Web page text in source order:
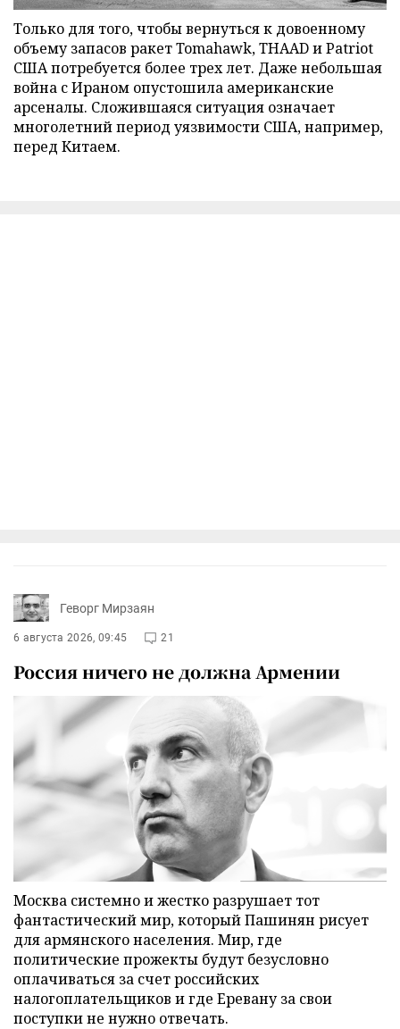
Только для того, чтобы вернуться к довоенному
объему запасов ракет Tomahawk, THAAD и Patriot
США потребуется более трех лет. Даже небольшая
война с Ираном опустошила американские
арсеналы. Сложившаяся ситуация означает
многолетний период уязвимости США, например,
перед Китаем.
Геворг Мирзаян
6 августа 2026, 09:45 21
Россия ничего не должна Армении
Москва системно и жестко разрушает тот
фантастический мир, который Пашинян рисует
для армянского населения. Мир, где
политические прожекты будут безусловно
оплачиваться за счет российских
налогоплательщиков и где Еревану за свои
поступки не нужно отвечать.